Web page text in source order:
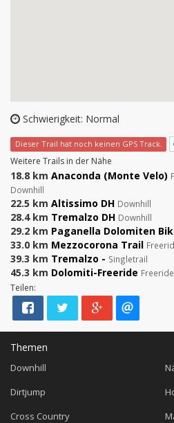
Schwierigkeit: Normal
Dieser Trail hat noch keinen GPS Track.
Weitere Trails in der Nähe
18.8 km Anaconda (Monte Velo)
Downhill
22.5 km Altissimo DH Downhill
28.4 km Tremalzo DH Downhill
29.2 km Paganella Dolomiten
33.0 km Mezzocorona Trail
39.3 km Tremalzo - Singletrail
45.3 km Dolomiti-Freeride
Teilen:
Themen
Downhill
Dirtjump
Cross Country